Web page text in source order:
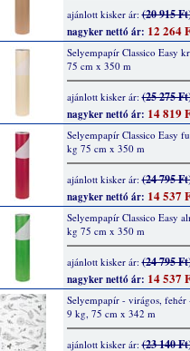
ajánlott kisker ár:(20 915
nagyker nettó ár: 12 264
Selyempapír Classico Easy
75 cm x 350 m
ajánlott kisker ár:(25 275
nagyker nettó ár: 14 819
Selyempapír Classico Easy
kg 75 cm x 350 m
ajánlott kisker ár:(24 795
nagyker nettó ár: 14 537
Selyempapír Classico Easy
kg 75 cm x 350 m
ajánlott kisker ár:(24 795
nagyker nettó ár: 14 537
Selyempapír - virágos, fehér
9 kg, 75 cm x 342 m
ajánlott kisker ár:(23 140